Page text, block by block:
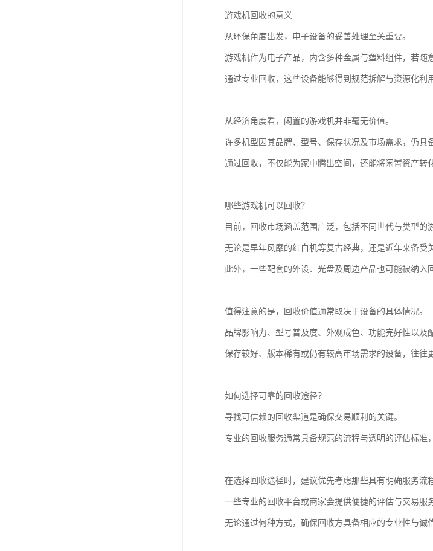
游戏机回收的意义
从环保角度出发，电子设备的妥善处理至关重要。
游戏机作为电子产品，内含多种金属与塑料组件，若随
通过专业回收，这些设备能够得到规范拆解与资源化利
从经济角度看，闲置的游戏机并非毫无价值。
许多机型因其品牌、型号、保存状况及市场需求，仍具
通过回收，不仅能为家中腾出空间，还能将闲置资产转
哪些游戏机可以回收？
目前，回收市场涵盖范围广泛，包括不同世代与类型的
无论是早年风靡的红白机等复古经典，还是近年来备受
此外，一些配套的外设、光盘及周边产品也可能被纳入
值得注意的是，回收价值通常取决于设备的具体情况。
品牌影响力、型号普及度、外观成色、功能完好性以及
保存较好、版本稀有或仍有较高市场需求的设备，往往
如何选择可靠的回收途径？
寻找可信赖的回收渠道是确保交易顺利的关键。
专业的回收服务通常具备规范的流程与透明的评估标准
在选择回收途径时，建议优先考虑那些具有明确服务流
一些专业的回收平台或商家会提供便捷的评估与交易服
无论通过何种方式，确保回收方具备相应的专业性与诚